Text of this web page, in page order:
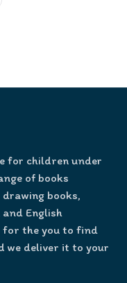
for children under
of books
books,
English
for the you to find
we deliver it to your